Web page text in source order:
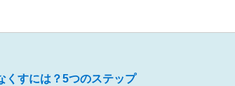
くすには？5つのステップ